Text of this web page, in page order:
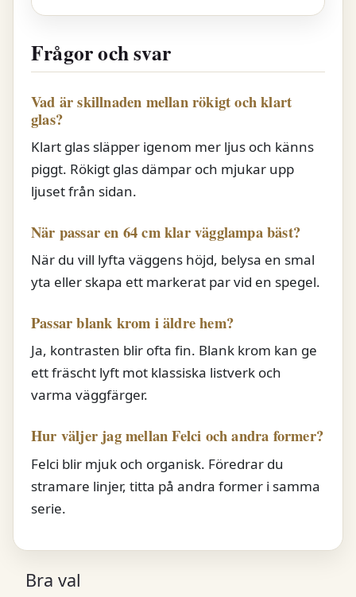
Frågor och svar
Vad är skillnaden mellan rökigt och klart
glas?
Klart glas släpper igenom mer ljus och känns
piggt. Rökigt glas dämpar och mjukar upp
ljuset från sidan.
När passar en 64 cm klar vägglampa bäst?
När du vill lyfta väggens höjd, belysa en smal
yta eller skapa ett markerat par vid en spegel.
Passar blank krom i äldre hem?
Ja, kontrasten blir ofta fin. Blank krom kan ge
ett fräscht lyft mot klassiska listverk och
varma väggfärger.
Hur väljer jag mellan Felci och andra former?
Felci blir mjuk och organisk. Föredrar du
stramare linjer, titta på andra former i samma
serie.
Bra val